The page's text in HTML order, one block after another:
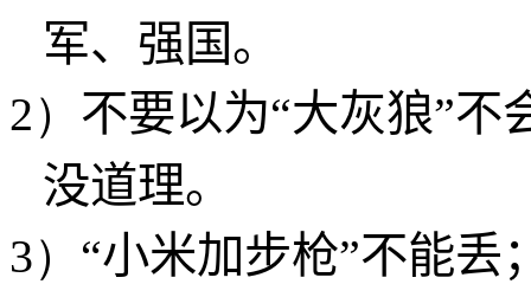
军、强国。
2） 不要以为“大灰狼”不
没道理。
3） “小米加步枪”不能丢